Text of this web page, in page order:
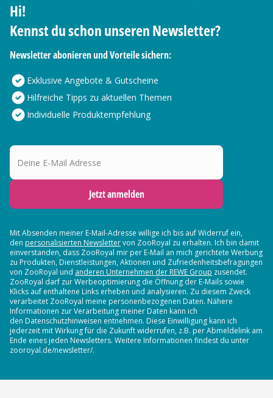
Hi!
Kennst du schon unseren Newsletter?
Newsletter abonieren und Vorteile sichern:
Exklusive Angebote & Gutscheine
Hilfreiche Tipps zu aktuellen Themen
Individuelle Produktempfehlung
Deine E-Mail Adresse
Jetzt anmelden
Mit Absenden meiner E-Mail-Adresse willige ich bis auf Widerruf ein,
den personalisierten Newslettervon ZooRoyal zu erhalten. Ich bin damit
einverstanden, dass ZooRoyal mir per E-Mail an mich gerichtete Werbung
zu Produkten, Dienstleistungen, Aktionen und Zufriedenheitsbefragungen
von ZooRoyal und anderen Unternehmen der REWE Group zusendet.
ZooRoyal darf zur Werbeoptimierung die Öffnung der E-Mails sowie
Klicks auf enthaltene Links erheben und analysieren. Zu diesem Zweck
verarbeitet ZooRoyal meine personenbezogenen Daten. Nähere
Informationen zur Verarbeitung meiner Daten kann ich
den Datenschutzhinweisen entnehmen. Diese Einwilligung kann ich
jederzeit mit Wirkung für die Zukunft widerrufen, z.B. per Abmeldelink am
Ende eines jeden Newsletters. Weitere Informationen findest du unter
zooroyal.de/newsletter/.